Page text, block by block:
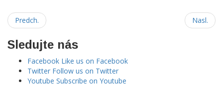
Predch. Nasl.
Sledujte nás
Facebook Like us on Facebook
Twitter Follow us on Twitter
Youtube Subscribe on Youtube